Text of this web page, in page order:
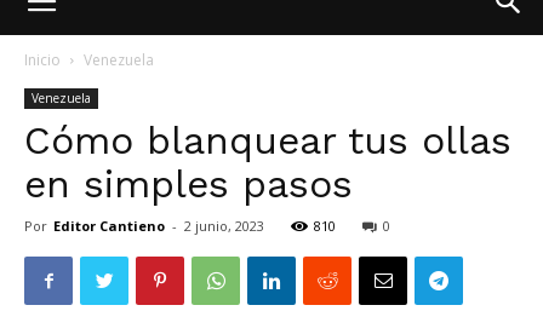
Noticias
Inicio Venezuela
Venezuela
Cómo blanquear tus ollas
en simples pasos
Por Editor Cantieno - 2 junio, 2023 810 0